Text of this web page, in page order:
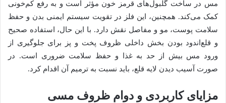
مس در ساخت گلبول‌های قرمز خون مؤثر است و به رفع کم‌خونی
کمک می‌کند. همچنین، این فلز در تقویت سیستم ایمنی بدن و حفظ
سلامت پوست، مو و مفاصل نقش دارد. با این حال، استفاده صحیح
و قلع‌اندود بودن بخش داخلی ظروف پخت و پز برای جلوگیری از
ورود مس بیش از حد به غذا و حفظ سلامت ضروری است. در
صورت آسیب دیدن لایه قلع، باید نسبت به ترمیم آن اقدام کرد.
مزایای کاربردی و دوام ظروف مسی